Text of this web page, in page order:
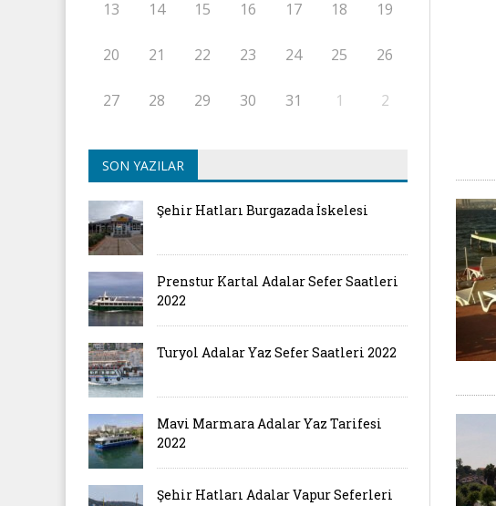
13 14 15 16 17 18 19
20 21 22 23 24 25 26
27 28 29 30 31 1 2
SON YAZILAR
Şehir Hatları Burgazada İskelesi
Prenstur Kartal Adalar Sefer Saatleri
2022
Turyol Adalar Yaz Sefer Saatleri 2022
Mavi Marmara Adalar Yaz Tarifesi
2022
Şehir Hatları Adalar Vapur Seferleri